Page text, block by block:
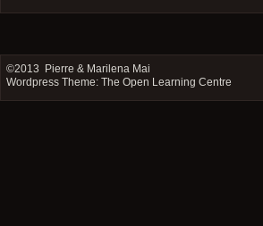
©2013
Pierre & Marilena Mai
Wordpress Theme: The Open Learning Centre